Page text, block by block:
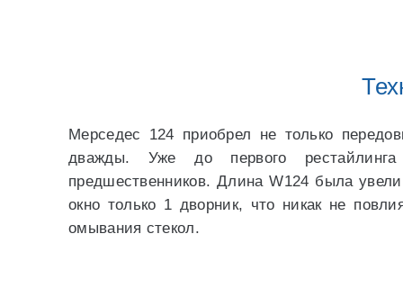
Мерседес 124 приобрел не только
дважды. Уже до первого
предшественников. Длина W124 была
окно только 1 дворник, что никак не
омывания стекол.